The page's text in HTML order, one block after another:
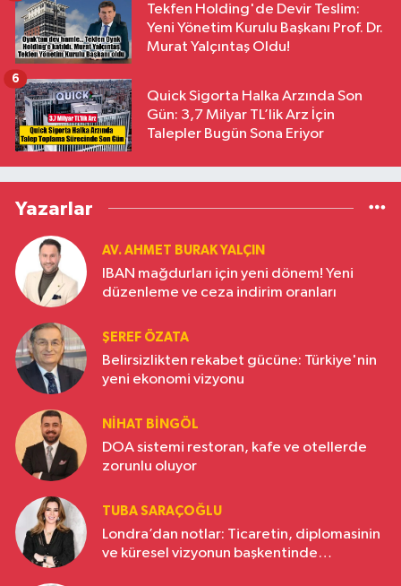
Tekfen Holding'de Devir Teslim:
Yeni Yönetim Kurulu Başkanı Prof. Dr.
Murat Yalçıntaş Oldu!
Quick Sigorta Halka Arzında Son
Gün: 3,7 Milyar TL’lik Arz İçin
Talepler Bugün Sona Eriyor
6
Yazarlar
AV. AHMET BURAK YALÇIN
IBAN mağdurları için yeni dönem! Yeni
düzenleme ve ceza indirim oranları
ŞEREF ÖZATA
Belirsizlikten rekabet gücüne: Türkiye'nin
yeni ekonomi vizyonu
NIHAT BINGÖL
DOA sistemi restoran, kafe ve otellerde
zorunlu oluyor
TUBA SARAÇOĞLU
Londra’dan notlar: Ticaretin, diplomasinin
ve küresel vizyonun başkentinde